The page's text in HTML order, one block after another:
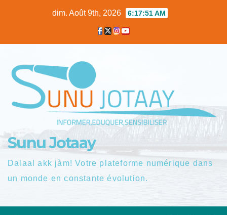
dim. Août 9th, 2026 6:17:52 AM
Sunu Jotaay
Dalaal akk jàm! Votre plateforme numérique dans
un monde en constante évolution.